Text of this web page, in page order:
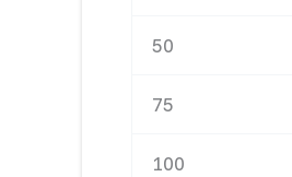
50
75
100